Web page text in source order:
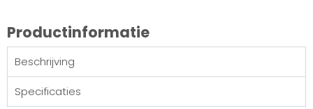
Productinformatie
Beschrijving
Specificaties